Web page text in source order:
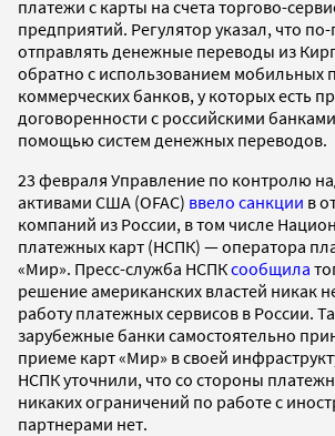
платежи с карты на счета торгово-
предприятий. Регулятор указал, что
отправлять денежные переводы из
обратно с использованием мобильных
коммерческих банков, у которых есть
договоренности с российскими
помощью систем денежных переводов.
23 февраля Управление по контролю
активами США (OFAC) ввело санкции в
компаний из России, в том числе
платежных карт (НСПК) — оператора
«Мир». Пресс-служба НСПКсообщила
решение американских властей никак
работу платежных сервисов в России.
зарубежные банки самостоятельно
приеме карт «Мир» в своей
НСПК уточнили, что со стороны
никаких ограничений по работе с
партнерами нет.